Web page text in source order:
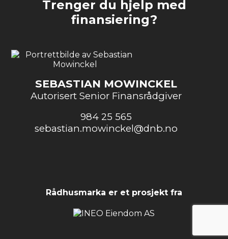
Trenger du hjelp med
finansiering?
SEBASTIAN MOWINCKEL
Autorisert Senior Finansrådgiver
984 25 565
sebastian.mowinckel@dnb.no
Rådhusmarka er et prosjekt fra